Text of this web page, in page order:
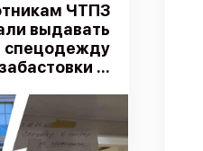
ЧТПЗ
выдавать
спецодежду
...